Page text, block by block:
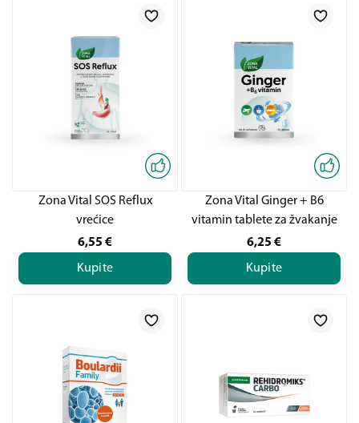
Zona Vital SOS Reflux
vrećice
6,55 €
Kupite
Zona Vital Ginger + B6
vitamin tablete za žvakanje
6,25 €
Kupite